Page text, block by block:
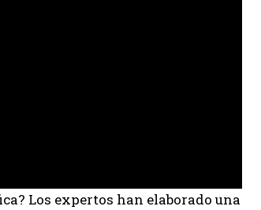
Los expertos han elaborado una